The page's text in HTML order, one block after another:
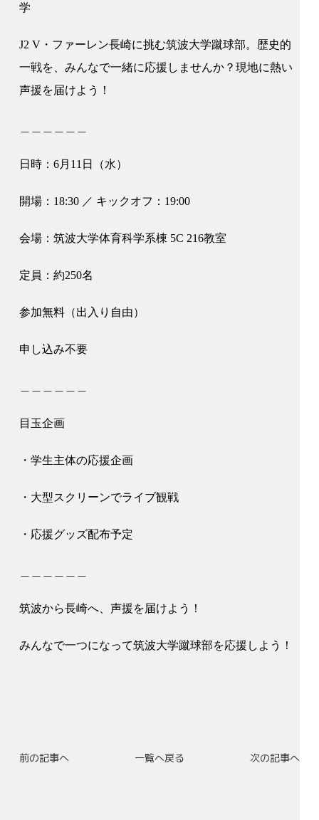
学
J2 V・ファーレン長崎に挑む筑波大学蹴球部。歴史的
一戦を、みんなで一緒に応援しませんか？現地に熱い
声援を届けよう！
日時：6月11日（水）
開場：18:30 ／ キックオフ：19:00
会場：筑波大学体育科学系棟 5C 216教室
定員：約250名
参加無料（出入り自由）
申し込み不要
目玉企画
・学生主体の応援企画
・大型スクリーンでライブ観戦
・応援グッズ配布予定
筑波から長崎へ、声援を届けよう！
みんなで一つになって筑波大学蹴球部を応援しよう！
前の記事へ 一覧へ戻る 次の記事へ